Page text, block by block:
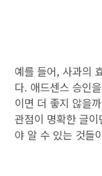
예를 들어, 사과의
다. 애드센스 승인
이면 더 좋지 않을
관점이 명확한 글
야 알 수 있는 것들